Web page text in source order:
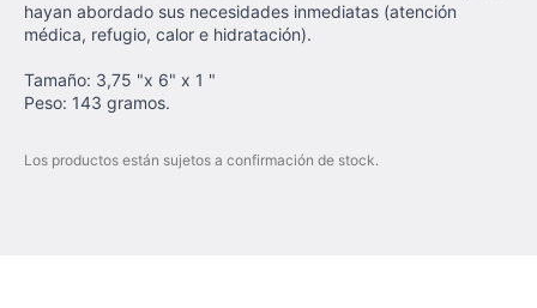
hayan abordado sus necesidades inmediatas (atención
médica, refugio, calor e hidratación).
Tamaño: 3,75 "x 6" x 1 "
Peso: 143 gramos.
Los productos están sujetos a confirmación de stock.